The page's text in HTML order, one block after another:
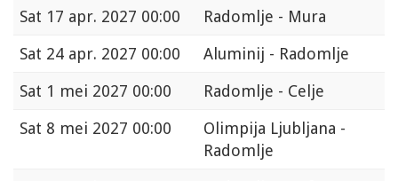
Sat 17 apr. 2027 00:00
Radomlje - Mura
Sat 24 apr. 2027 00:00
Aluminij - Radomlje
Sat 1 mei 2027 00:00
Radomlje - Celje
Sat 8 mei 2027 00:00
Olimpija Ljubljana -
Radomlje